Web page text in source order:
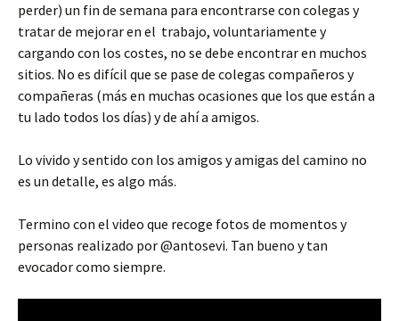
perder) un fin de semana para encontrarse con colegas y
tratar de mejorar en el trabajo, voluntariamente y
cargando con los costes, no se debe encontrar en muchos
sitios. No es difícil que se pase de colegas compañeros y
compañeras (más en muchas ocasiones que los que están a
tu lado todos los días) y de ahí a amigos.
Lo vivido y sentido con los amigos y amigas del camino no
es un detalle, es algo más.
Termino con el video que recoge fotos de momentos y
personas realizado por @antosevi. Tan bueno y tan
evocador como siempre.